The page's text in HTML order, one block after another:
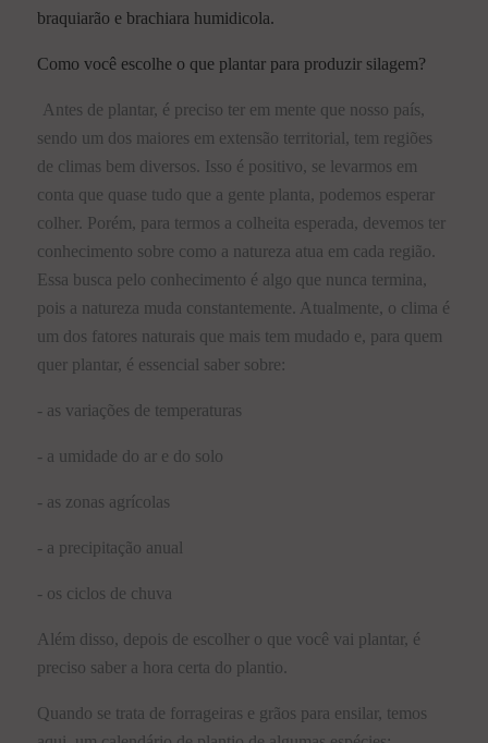
braquiarão e brachiara humidicola.
Como você escolhe o que plantar para produzir silagem?
Antes de plantar, é preciso ter em mente que nosso país,
sendo um dos maiores em extensão territorial, tem regiões
de climas bem diversos. Isso é positivo, se levarmos em
conta que quase tudo que a gente planta, podemos esperar
colher. Porém, para termos a colheita esperada, devemos ter
conhecimento sobre como a natureza atua em cada região.
Essa busca pelo conhecimento é algo que nunca termina,
pois a natureza muda constantemente. Atualmente, o clima é
um dos fatores naturais que mais tem mudado e, para quem
quer plantar, é essencial saber sobre:
- as variações de temperaturas
- a umidade do ar e do solo
- as zonas agrícolas
- a precipitação anual
- os ciclos de chuva
Além disso, depois de escolher o que você vai plantar, é
preciso saber a hora certa do plantio.
Quando se trata de forrageiras e grãos para ensilar, temos